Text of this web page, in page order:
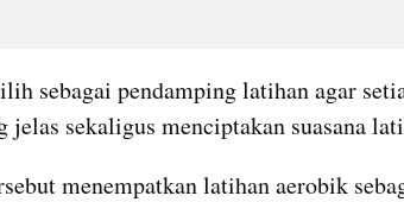
sebagai pendamping latihan agar
jelas sekaligus menciptakan suasana
menempatkan latihan aerobik